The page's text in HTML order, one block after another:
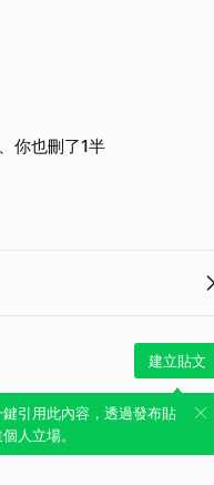
你也刪了1半
建立貼文
引用此內容，透過發布貼
人立場。